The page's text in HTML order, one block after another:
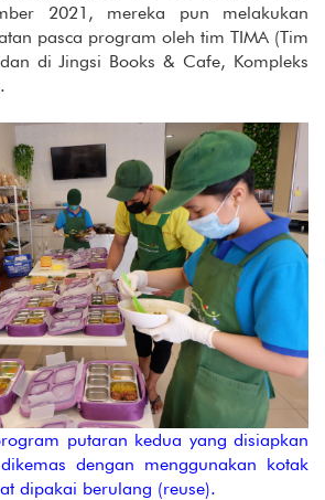
2021, mereka pun melakukan
pasca program oleh tim TIMA (Tim
di Jingsi Books & Cafe, Kompleks
putaran kedua yang disiapkan
dengan menggunakan kotak
dipakai berulang (reuse).